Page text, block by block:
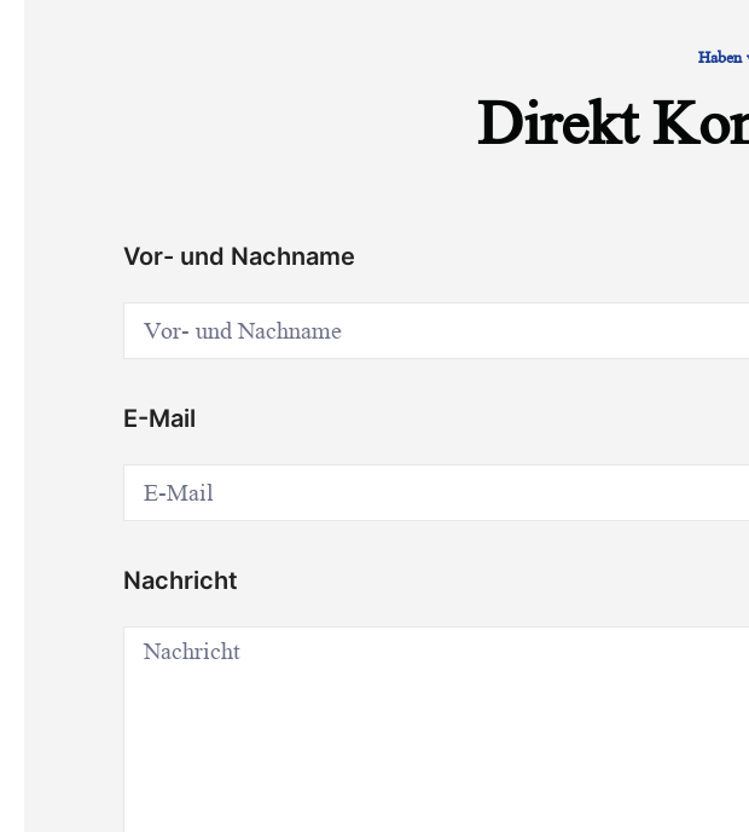
Haben
Direkt
Vor- und Nachname
E-Mail
Nachricht